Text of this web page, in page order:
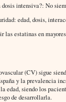
dosis intensiva?: No
edad, dosis,
las estatinas en
(CV) sigue
y la prevalencia
edad, siendo los
de desarrollarla.